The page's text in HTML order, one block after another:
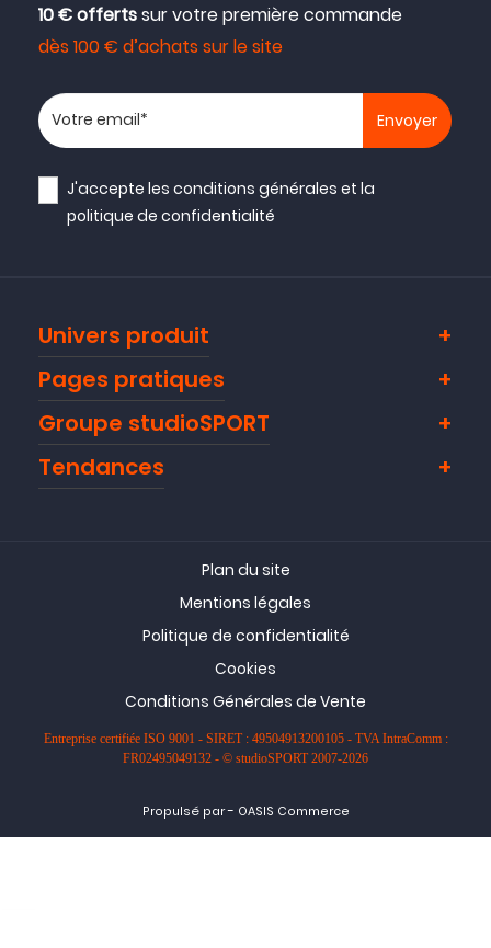
10 € offertssur votre première commande
dès 100 € d’achats sur le site
Votre adresse email
J'accepte lesconditions générales et la
politique de confidentialité
Univers produit
Pages pratiques
Groupe studioSPORT
Tendances
Plan du site
Mentions légales
Politique de confidentialité
Cookies
Conditions Générales de Vente
Entreprise certifiée ISO 9001 - SIRET : 49504913200105 - TVA IntraComm :
FR02495049132 - © studioSPORT 2007-2026
Propulsé par- OASIS Commerce